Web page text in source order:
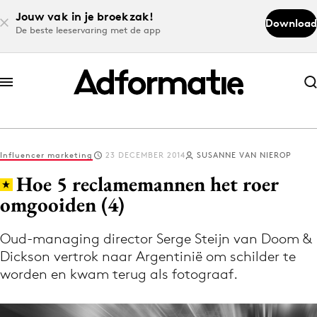
Jouw vak in je broekzak!
De beste leeservaring met de app
Download
Abonneer nu
Abonneer nu
Log in
Download de app
Volg het laatste nieuws via de Adformatie
Nieuws app
Influencer marketing 23 DECEMBER 2014 SUSANNE VAN NIEROP
Hoe 5 reclamemannen het roer
omgooiden (4)
Oud-managing director Serge Steijn van Doom &
Dickson vertrok naar Argentinië om schilder te
worden en kwam terug als fotograaf.